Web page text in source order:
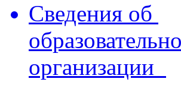
Сведения об
организации